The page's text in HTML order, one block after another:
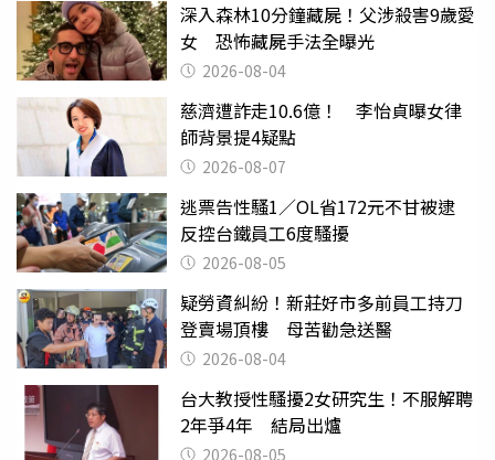
深入森林10分鐘藏屍！父涉殺害9歲愛
女 恐怖藏屍手法全曝光
2026-08-04
慈濟遭詐走10.6億！ 李怡貞曝女律
師背景提4疑點
2026-08-07
逃票告性騷1／OL省172元不甘被逮
反控台鐵員工6度騷擾
2026-08-05
疑勞資糾紛！新莊好市多前員工持刀
登賣場頂樓 母苦勸急送醫
2026-08-04
台大教授性騷擾2女研究生！不服解聘
2年爭4年 結局出爐
2026-08-05